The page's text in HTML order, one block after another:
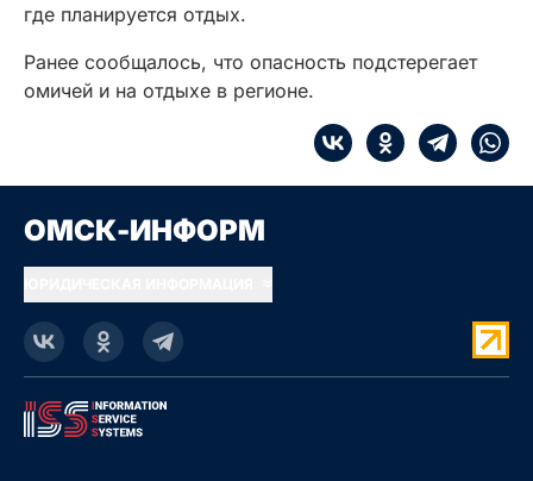
где планируется отдых.
Ранее сообщалось, что опасность подстерегает
омичей и на отдыхе в регионе.
ОМСК-ИНФОРМ